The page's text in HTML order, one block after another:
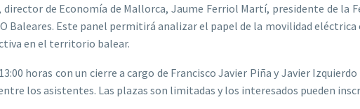
director de Economía de Mallorca, Jaume Ferriol Martí, presidente de la
Baleares. Este panel permitirá analizar el papel de la movilidad
en el territorio balear.
horas con un cierre a cargo de Francisco Javier Piña y Javier
los asistentes. Las plazas son limitadas y los interesados pueden